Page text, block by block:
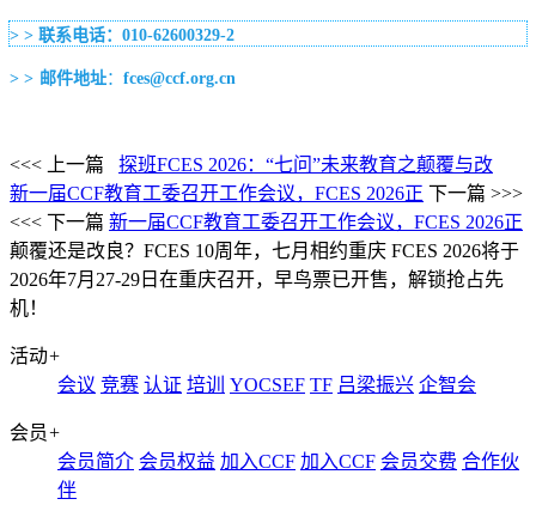
> > 联系电话： 010-62600329-2
> > 邮件地址： fces@ccf.org.cn
<<< 上一篇
探班FCES 2026：“七问”未来教育之颠覆与改
新一届CCF教育工委召开工作会议，FCES 2026正 下一篇 >>>
<<< 下一篇 新一届CCF教育工委召开工作会议，FCES 2026正
颠覆还是改良？FCES 10周年，七月相约重庆 FCES 2026将于
2026年7月27-29日在重庆召开，早鸟票已开售，解锁抢占先
机！
活动+
会议 竞赛 认证 培训 YOCSEF TF 吕梁振兴 企智会
会员+
会员简介 会员权益 加入CCF 加入CCF 会员交费 合作伙
伴